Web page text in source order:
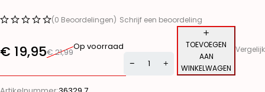
(0 Beoordelingen) Schrijf een beoordeling
€21,99
€ 19,95 Op voorraad
TOEVOEGEN
AAN
WINKELWAGEN
Alternative:
Vergelijk